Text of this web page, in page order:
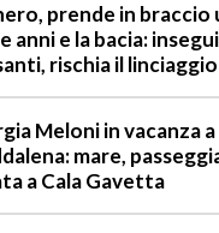
prende in braccio
anni e la bacia:
rischia il linciaggio
Meloni in vacanza a
mare,
a Cala Gavetta